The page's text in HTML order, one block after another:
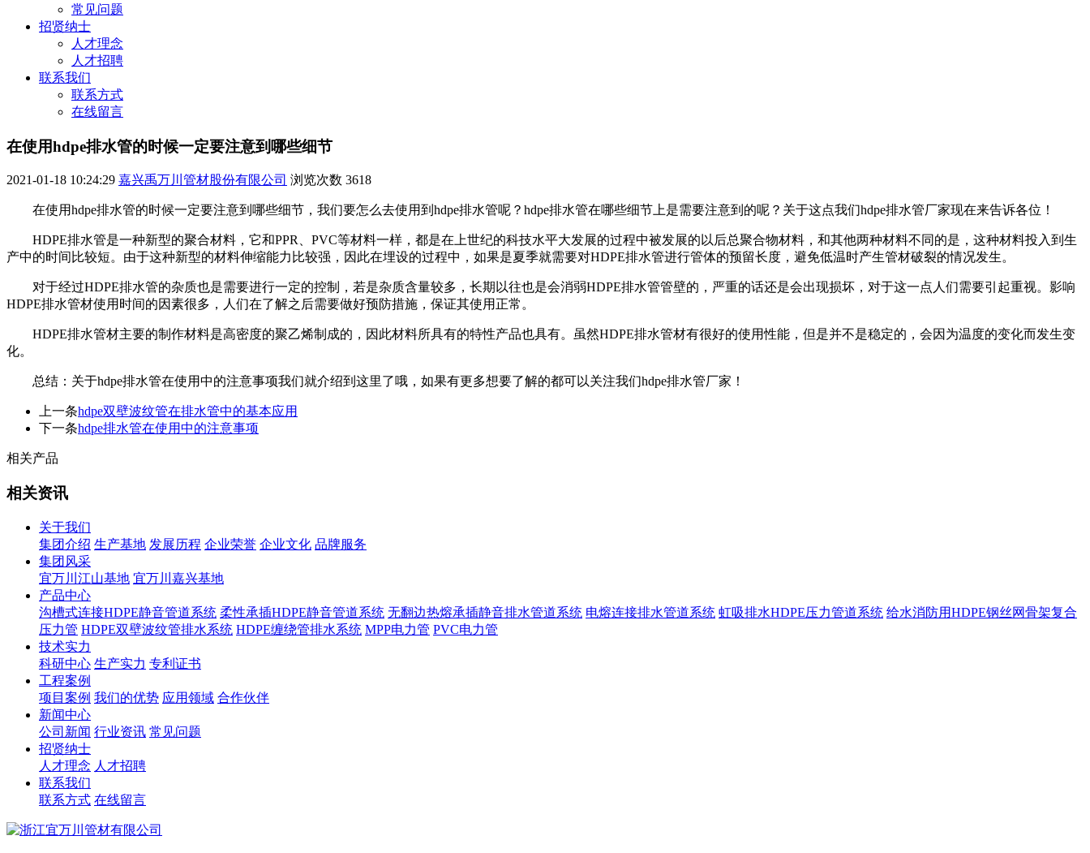
常见问题
招贤纳士
人才理念
人才招聘
联系我们
联系方式
在线留言
在使用hdpe排水管的时候一定要注意到哪些细节
2021-01-18 10:24:29 嘉兴禹万川管材股份有限公司 浏览次数 3618
在使用hdpe排水管的时候一定要注意到哪些细节，我们要怎么去使用到hdpe排水管呢？hdpe排水管在哪些细节上是需要注意到的呢？关于这点我们hdpe排水管厂家现在来告诉各位！
HDPE排水管是一种新型的聚合材料，它和PPR、PVC等材料一样，都是在上世纪的科技水平大发展的过程中被发展的以后总聚合物材料，和其他两种材料不同的是，这种材料投入到生
产中的时间比较短。由于这种新型的材料伸缩能力比较强，因此在埋设的过程中，如果是夏季就需要对HDPE排水管进行管体的预留长度，避免低温时产生管材破裂的情况发生。
对于经过HDPE排水管的杂质也是需要进行一定的控制，若是杂质含量较多，长期以往也是会消弱HDPE排水管管壁的，严重的话还是会出现损坏，对于这一点人们需要引起重视。影响
HDPE排水管材使用时间的因素很多，人们在了解之后需要做好预防措施，保证其使用正常。
HDPE排水管材主要的制作材料是高密度的聚乙烯制成的，因此材料所具有的特性产品也具有。虽然HDPE排水管材有很好的使用性能，但是并不是稳定的，会因为温度的变化而发生变
化。
总结：关于hdpe排水管在使用中的注意事项我们就介绍到这里了哦，如果有更多想要了解的都可以关注我们hdpe排水管厂家！
上一条hdpe双壁波纹管在排水管中的基本应用
下一条hdpe排水管在使用中的注意事项
相关产品
相关资讯
关于我们
集团介绍 生产基地 发展历程 企业荣誉 企业文化 品牌服务
集团风采
宜万川江山基地 宜万川嘉兴基地
产品中心
沟槽式连接HDPE静音管道系统 柔性承插HDPE静音管道系统 无翻边热熔承插静音排水管道系统 电熔连接排水管道系统 虹吸排水HDPE压力管道系统 给水消防用HDPE钢丝网骨架复合
压力管 HDPE双壁波纹管排水系统 HDPE缠绕管排水系统 MPP电力管 PVC电力管
技术实力
科研中心 生产实力 专利证书
工程案例
项目案例 我们的优势 应用领域 合作伙伴
新闻中心
公司新闻 行业资讯 常见问题
招贤纳士
人才理念 人才招聘
联系我们
联系方式 在线留言